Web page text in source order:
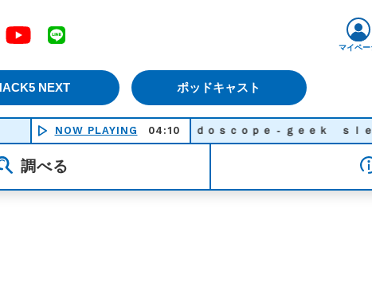
YouTube
NEXT ポッドキャスト
マイペー
NOW PLAYING 04:10
ｋａｌｅｉｄｏｓｃｏｐｅ - ｇｅｅｋ ｓｌｅｅｐ ｓ
調べる